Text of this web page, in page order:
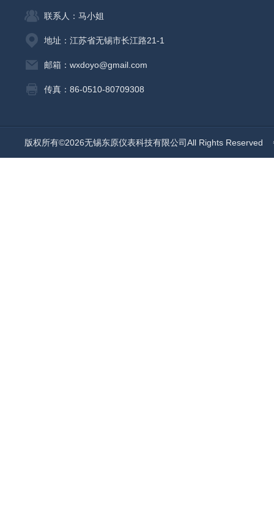
联系人：马小姐
地址：江苏省无锡市长江路21-1
邮箱：wxdoyo@gmail.com
传真：86-0510-80709308
版权所有©2026无锡东原仪表科技有限公司All Rights Reserved